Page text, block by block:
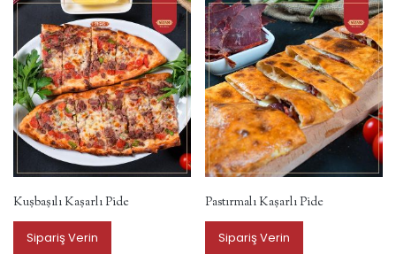
Kuşbaşılı Kaşarlı Pide
Sipariş Verin
Pastırmalı Kaşarlı Pide
Sipariş Verin